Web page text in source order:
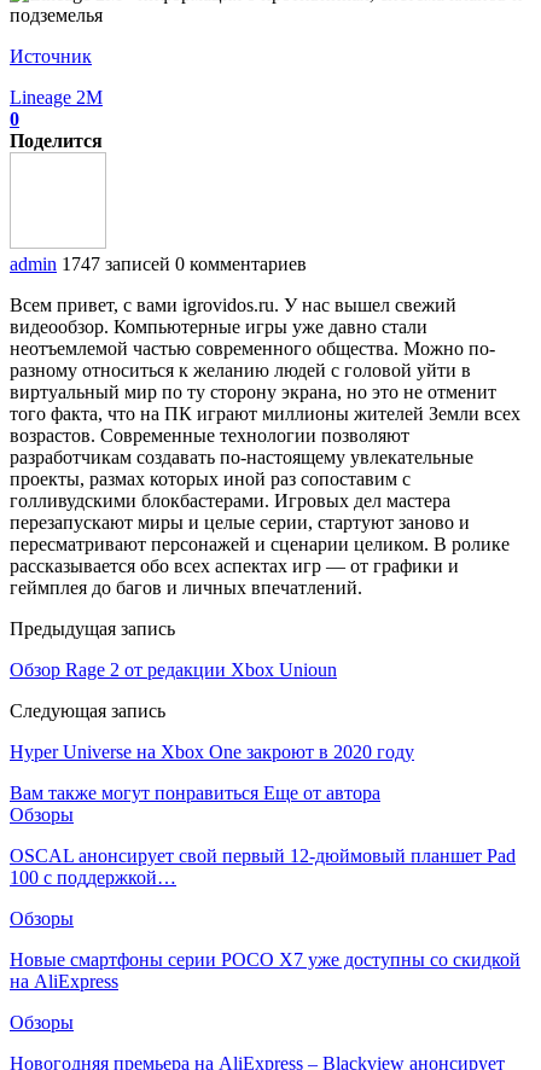
Источник
Lineage 2M
0
Поделится
admin 1747 записей 0 комментариев
Всем привет, с вами igrovidos.ru. У нас вышел свежий
видеообзор. Компьютерные игры уже давно стали
неотъемлемой частью современного общества. Можно по-
разному относиться к желанию людей с головой уйти в
виртуальный мир по ту сторону экрана, но это не отменит
того факта, что на ПК играют миллионы жителей Земли всех
возрастов. Современные технологии позволяют
разработчикам создавать по-настоящему увлекательные
проекты, размах которых иной раз сопоставим с
голливудскими блокбастерами. Игровых дел мастера
перезапускают миры и целые серии, стартуют заново и
пересматривают персонажей и сценарии целиком. В ролике
рассказывается обо всех аспектах игр — от графики и
геймплея до багов и личных впечатлений.
Предыдущая запись
Обзор Rage 2 от редакции Xbox Unioun
Следующая запись
Hyper Universe на Xbox One закроют в 2020 году
Вам также могут понравиться Еще от автора
Обзоры
OSCAL анонсирует свой первый 12-дюймовый планшет Pad
100 с поддержкой…
Обзоры
Новые смартфоны серии POCO X7 уже доступны со скидкой
на AliExpress
Обзоры
Новогодняя премьера на AliExpress – Blackview анонсирует